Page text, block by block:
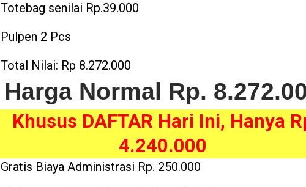
Totebag senilai Rp.39.000
Pulpen 2 Pcs
Total Nilai: Rp 8.272.000
Harga Normal Rp.
Khusus DAFTAR Hari Ini, Hanya
4.240.000
Gratis Biaya Administrasi Rp. 250.000